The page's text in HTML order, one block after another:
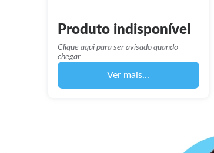
Produto indisponível
Clique aqui para ser avisado quando
chegar
Ver mais...